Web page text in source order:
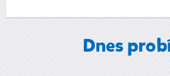
Dnes